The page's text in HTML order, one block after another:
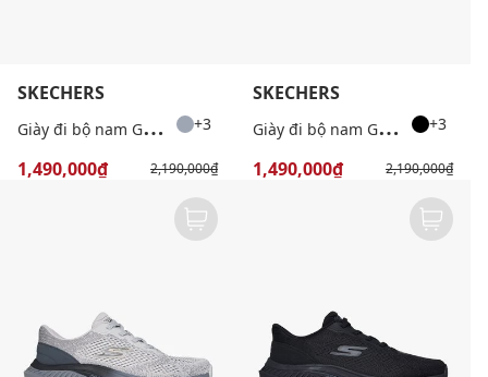
SKECHERS
G
iày đi bộ nam GoWalk +3
1,490,000₫ 2,190,000₫
SKECHERS
G
iày đi bộ nam GoWalk +3
1,490,000₫ 2,190,000₫